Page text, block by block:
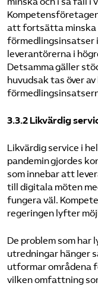
att fortsätta minska
förmedlingsinsatser
leverantörerna i
Detsamma gäller
huvudsak tas över
3.3.2 Likvärdig
Likvärdig service i
pandemin gjordes
som innebar att
till digitala möten
fungera väl.
regeringen lyfter
De problem som har
utredningar hänger
utformar områdena
vilken omfattning